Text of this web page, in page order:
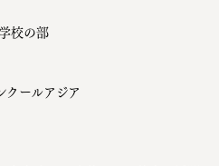
学校の部
クールアジア